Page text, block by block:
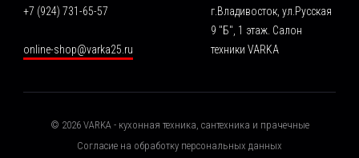
+7 (924) 731-65-57
online-shop@varka25.ru
г.Владивосток, ул.Русская
9 "Б", 1 этаж. Салон
техники VARKA
© 2026VARKA - кухонная техника, сантехника и прачечные
Согласие на обработку персональных данных